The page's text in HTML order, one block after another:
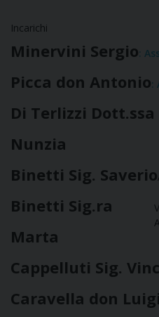
Incarichi
Minervini Sergio:
Picca don Antonio:
Di Terlizzi Dott.ssa
Nunzia
Binetti Sig. Saverio
Binetti Sig.ra
Marta
Cappelluti Sig.
Caravella don Luigi